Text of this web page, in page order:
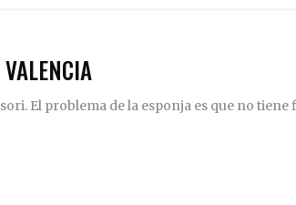
El problema de la esponja es que no tiene